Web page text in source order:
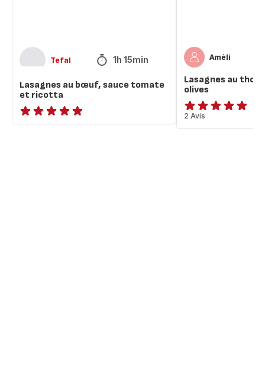
Tefal 1h 15min
Lasagnes au bœuf, sauce tomate
et ricotta
ratings.NaN
Améli
Lasagnes au thon
olives
Avis
5
2 Avis